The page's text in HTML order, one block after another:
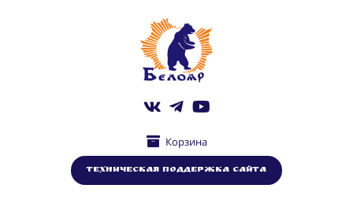
Корзина
Техническая поддержка сайта